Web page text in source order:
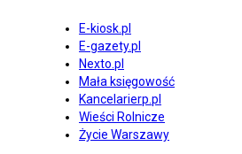
E-kiosk.pl
E-gazety.pl
Nexto.pl
Mała księgowość
Kancelarierp.pl
Wieści Rolnicze
Życie Warszawy